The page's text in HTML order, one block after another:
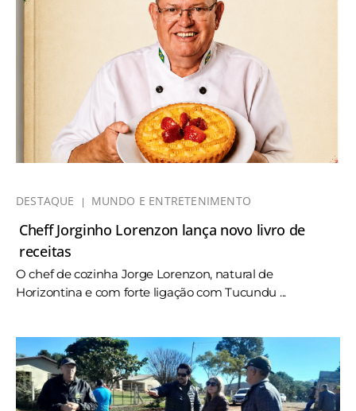
DESTAQUE MUNDO E ENTRETENIMENTO
Cheff Jorginho Lorenzon lança novo livro de
receitas
O chef de cozinha Jorge Lorenzon, natural de
Horizontina e com forte ligação com Tucundu ...